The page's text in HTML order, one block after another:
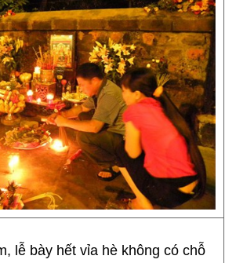
lễ bày hết vỉa hè không có chỗ